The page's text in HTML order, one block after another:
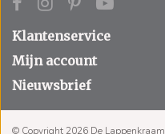
Klantenservice
Mijn account
Nieuwsbrief
© Copyright 2026 De Lappenkraam